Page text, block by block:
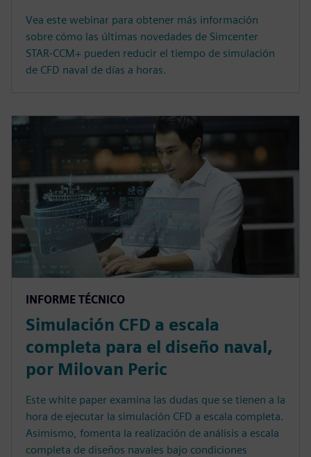
Vea este webinar para obtener más información
sobre cómo las últimas novedades de Simcenter
STAR-CCM+ pueden reducir el tiempo de simulación
de CFD naval de días a horas.
INFORME TÉCNICO
Simulación CFD a escala
completa para el diseño naval,
por Milovan Peric
Este white paper examina las dudas que se tienen a la
hora de ejecutar la simulación CFD a escala completa.
Asimismo, fomenta la realización de análisis a escala
completa de diseños navales bajo condiciones